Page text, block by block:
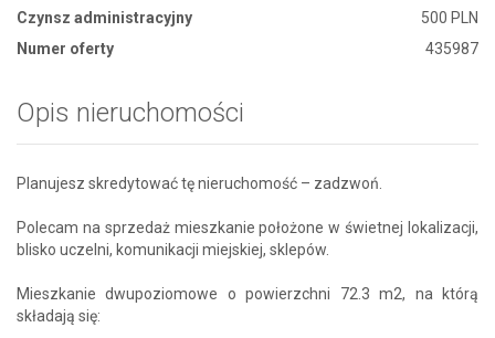
Czynsz administracyjny
500 PLN
Numer oferty
435987
Opis nieruchomości
Planujesz skredytować tę nieruchomość – zadzwoń.
Polecam na sprzedaż mieszkanie położone w świetnej lokalizacji,
blisko uczelni, komunikacji miejskiej, sklepów.
Mieszkanie dwupoziomowe o powierzchni 72.3 m2, na którą
składają się: